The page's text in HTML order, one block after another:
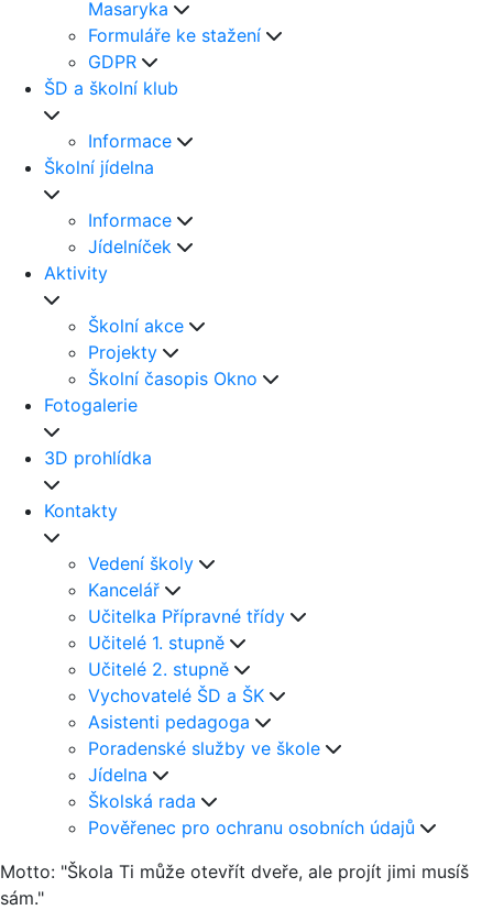
Masaryka
Formuláře ke stažení
GDPR
ŠD a školní klub
Informace
Školní jídelna
Informace
Jídelníček
Aktivity
Školní akce
Projekty
Školní časopis Okno
Fotogalerie
3D prohlídka
Kontakty
Vedení školy
Kancelář
Učitelka Přípravné třídy
Učitelé 1. stupně
Učitelé 2. stupně
Vychovatelé ŠD a ŠK
Asistenti pedagoga
Poradenské služby ve škole
Jídelna
Školská rada
Pověřenec pro ochranu osobních údajů
Motto: "Škola Ti může otevřít dveře, ale projít jimi musíš
sám."